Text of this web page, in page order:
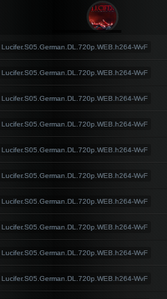
Lucifer.S05.German.DL.720p.WEB.h264-WvF
Lucifer.S05.German.DL.720p.WEB.h264-WvF
Lucifer.S05.German.DL.720p.WEB.h264-WvF
Lucifer.S05.German.DL.720p.WEB.h264-WvF
Lucifer.S05.German.DL.720p.WEB.h264-WvF
Lucifer.S05.German.DL.720p.WEB.h264-WvF
Lucifer.S05.German.DL.720p.WEB.h264-WvF
Lucifer.S05.German.DL.720p.WEB.h264-WvF
Lucifer.S05.German.DL.720p.WEB.h264-WvF
Lucifer.S05.German.DL.720p.WEB.h264-WvF